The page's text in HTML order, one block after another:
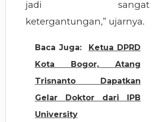
jadi sangat
ketergantungan,” ujarnya.
Baca Juga:
Ketua DPRD
Kota Bogor, Atang
Trisnanto Dapatkan
Gelar Doktor dari IPB
University